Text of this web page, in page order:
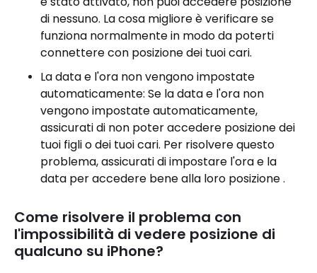
di nessuno. La cosa migliore è verificare se
funziona normalmente in modo da poterti
connettere con posizione dei tuoi cari.
La data e l'ora non vengono impostate
automaticamente: Se la data e l'ora non
vengono impostate automaticamente,
assicurati di non poter accedere posizione dei
tuoi figli o dei tuoi cari. Per risolvere questo
problema, assicurati di impostare l'ora e la
data per accedere bene alla loro posizione .
Come risolvere il problema con
l'impossibilità di vedere posizione di
qualcuno su iPhone?